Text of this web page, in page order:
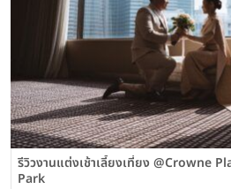
รีวิวงานแต่งเช้าเลี้ยงเที่ยง @Crowne
Park